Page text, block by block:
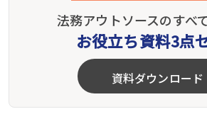
法務アウトソースのすべ
お役立ち資料3点
資料ダウンロード